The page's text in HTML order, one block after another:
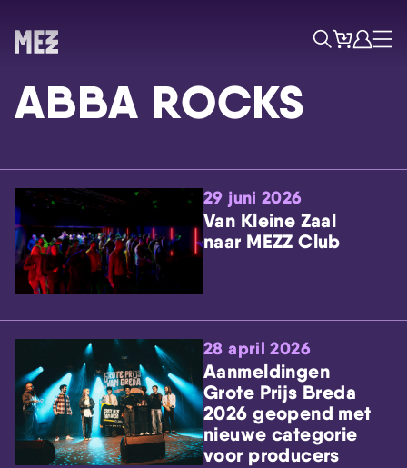
Skip navigatie
ZoekTicketsAccount
Menu
ABBA ROCKS
29 juni 2026
Van Kleine Zaal
naar MEZZ Club
28 april 2026
Aanmeldingen
Grote Prijs Breda
2026 geopend met
nieuwe categorie
voor producers